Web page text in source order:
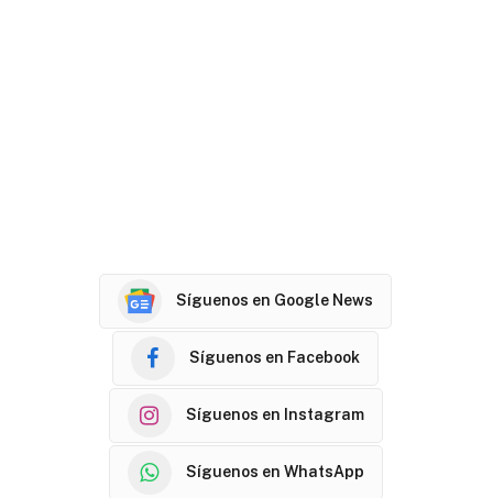
Síguenos en Google News
Síguenos en Facebook
Síguenos en Instagram
Síguenos en WhatsApp